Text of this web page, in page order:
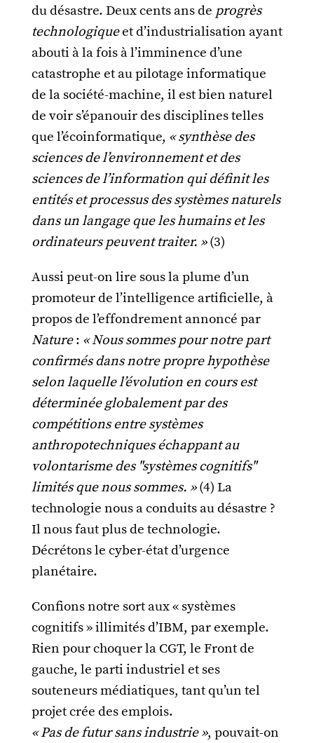
du désastre. Deux cents ans de progrès
technologiqueet d’industrialisation ayant
abouti à la fois à l’imminence d’une
catastrophe et au pilotage informatique
de la société-machine, il est bien naturel
de voir s’épanouir des disciplines telles
que l’écoinformatique, « synthèse des
sciences de l’environnement et des
sciences de l’information qui définit les
entités et processus des systèmes naturels
dans un langage que les humains et les
ordinateurs peuvent traiter. »(3)
Aussi peut-on lire sous la plume d’un
promoteur de l’intelligence artificielle, à
propos de l’effondrement annoncé par
Nature: « Nous sommes pour notre part
confirmés dans notre propre hypothèse
selon laquelle l’évolution en cours est
déterminée globalement par des
compétitions entre systèmes
anthropotechniques échappant au
volontarisme des "systèmes cognitifs"
limités que nous sommes. »(4) La
technologie nous a conduits au désastre ?
Il nous faut plus de technologie.
Décrétons le cyber-état d’urgence
planétaire.
Confions notre sort aux « systèmes
cognitifs » illimités d’IBM, par exemple.
Rien pour choquer la CGT, le Front de
gauche, le parti industriel et ses
souteneurs médiatiques, tant qu’un tel
projet crée des emplois.
« Pas de futur sans industrie », pouvait-on